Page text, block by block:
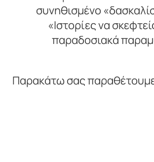
συνηθισμένο
«Ιστορίες να
παραδοσιακά
Παρακάτω σας παραθέτουμε